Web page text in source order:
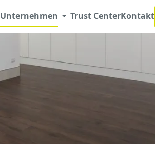
Unternehmen Trust CenterKontakt